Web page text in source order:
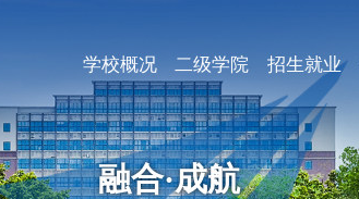
学校概况 二级学院 招生就业
融合·成航